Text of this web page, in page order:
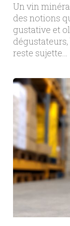
Un vin
des notions
gustative et
reste sujette…